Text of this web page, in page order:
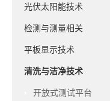
光伏太阳能技术
检测与测量相关
平板显示技术
清洗与洁净技术
开放式测试平台